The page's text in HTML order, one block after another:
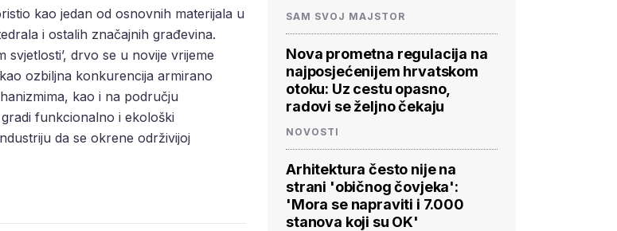
kao jedan od osnovnih materijala u
i ostalih značajnih građevina.
drvo se u novije vrijeme
ozbiljna konkurencija armirano
kao i na području
funkcionalno i ekološki
da se okrene održivijoj
SAM SVOJ MAJSTOR
Nova prometna regulacija na
najposjećenijem hrvatskom
otoku: Uz cestu opasno,
radovi se željno čekaju
NOVOSTI
Arhitektura često nije na
strani 'običnog čovjeka':
'Mora se napraviti i 7.000
stanova koji su OK'